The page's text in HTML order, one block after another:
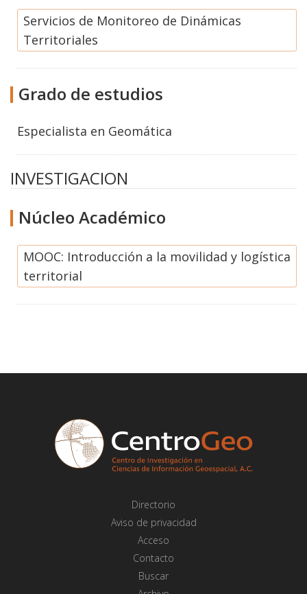
Servicios de Monitoreo de Dinámicas
Territoriales
Grado de estudios
Especialista en Geomática
INVESTIGACION
Núcleo Académico
MOOC: Introducción a la movilidad y logística
territorial
Directorio
Aviso de privacidad
Acceso
Contacto
Buscar